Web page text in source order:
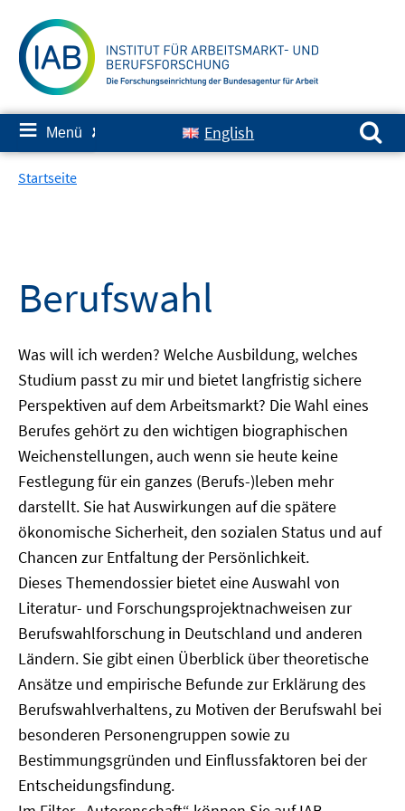
zum
Inhalt
≡ Menü ✘ English
Suchen nach:
Startseite
Berufswahl
Was will ich werden? Welche Ausbildung, welches
Studium passt zu mir und bietet langfristig sichere
Perspektiven auf dem Arbeitsmarkt? Die Wahl eines
Berufes gehört zu den wichtigen biographischen
Weichenstellungen, auch wenn sie heute keine
Festlegung für ein ganzes (Berufs-)leben mehr
darstellt. Sie hat Auswirkungen auf die spätere
ökonomische Sicherheit, den sozialen Status und auf
Chancen zur Entfaltung der Persönlichkeit.
Dieses Themendossier bietet eine Auswahl von
Literatur- und Forschungsprojektnachweisen zur
Berufswahlforschung in Deutschland und anderen
Ländern. Sie gibt einen Überblick über theoretische
Ansätze und empirische Befunde zur Erklärung des
Berufswahlverhaltens, zu Motiven der Berufswahl bei
besonderen Personengruppen sowie zu
Bestimmungsgründen und Einflussfaktoren bei der
Entscheidungsfindung.